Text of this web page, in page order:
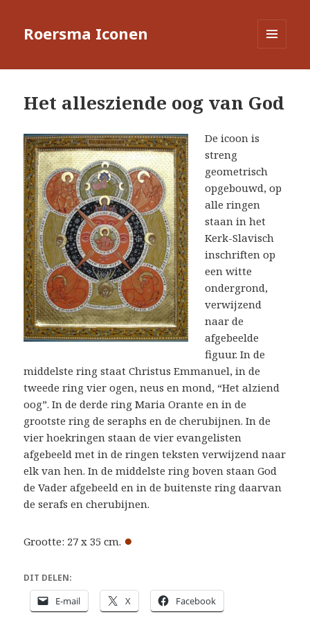
Roersma Iconen
Het allesziende oog van God
De icoon is
streng
geometrisch
opgebouwd, op
alle ringen
staan in het
Kerk-Slavisch
inschriften op
een witte
ondergrond,
verwijzend
naar de
afgebeelde
figuur. In de
middelste ring staat Christus Emmanuel, in de
tweede ring vier ogen, neus en mond, “Het alziend
oog”. In de derde ring Maria Orante en in de
grootste ring de seraphs en de cherubijnen. In de
vier hoekringen staan de vier evangelisten
afgebeeld met in de ringen teksten verwijzend naar
elk van hen. In de middelste ring boven staan God
de Vader afgebeeld en in de buitenste ring daarvan
de serafs en cherubijnen.
Grootte: 27 x 35 cm. ●
DIT DELEN:
E-mail X Facebook